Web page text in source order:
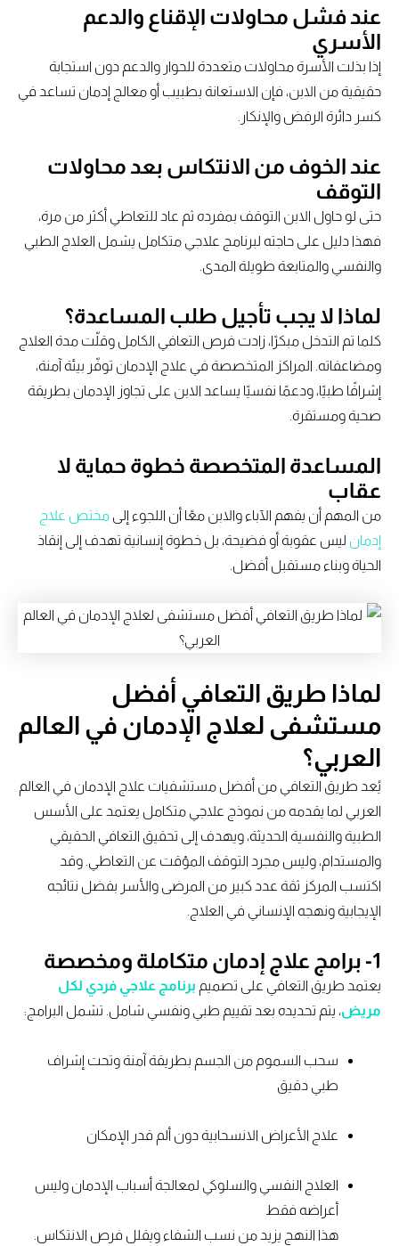
عند فشل محاولات الإقناع والدعم
الأسري
إذا بذلت الأسرة محاولات متعددة للحوار والدعم دون استجابة
حقيقية من الابن، فإن الاستعانة بطبيب أو معالج إدمان تساعد في
كسر دائرة الرفض والإنكار.
عند الخوف من الانتكاس بعد محاولات
التوقف
حتى لو حاول الابن التوقف بمفرده ثم عاد للتعاطي أكثر من مرة،
فهذا دليل على حاجته لبرنامج علاجي متكامل يشمل العلاج الطبي
والنفسي والمتابعة طويلة المدى.
لماذا لا يجب تأجيل طلب المساعدة؟
كلما تم التدخل مبكرًا، زادت فرص التعافي الكامل وقلّت مدة العلاج
ومضاعفاته. المراكز المتخصصة في علاج الإدمان توفّر بيئة آمنة،
إشرافًا طبيًا، ودعمًا نفسيًا يساعد الابن على تجاوز الإدمان بطريقة
صحية ومستقرة.
المساعدة المتخصصة خطوة حماية لا
عقاب
من المهم أن يفهم الآباء والابن معًا أن اللجوء إلى
مختص علاج
إدمانليس عقوبة أو فضيحة، بل خطوة إنسانية تهدف إلى إنقاذ
الحياة وبناء مستقبل أفضل.
لماذا طريق التعافي أفضل
مستشفى لعلاج الإدمان في العالم
العربي؟
يُعد طريق التعافي من أفضل مستشفيات علاج الإدمان في العالم
العربي لما يقدمه من نموذج علاجي متكامل يعتمد على الأسس
الطبية والنفسية الحديثة، ويهدف إلى تحقيق التعافي الحقيقي
والمستدام، وليس مجرد التوقف المؤقت عن التعاطي. وقد
اكتسب المركز ثقة عدد كبير من المرضى والأسر بفضل نتائجه
الإيجابية ونهجه الإنساني في العلاج.
يعتمد طريق التعافي على تصميمبرنامج علاجي فردي لكل
مريض ، يتم تحديده بعد تقييم طبي ونفسي شامل. تشمل البرامج:
سحب السموم من الجسم بطريقة آمنة وتحت إشراف
طبي دقيق
علاج الأعراض الانسحابية دون ألم قدر الإمكان
العلاج النفسي والسلوكي لمعالجة أسباب الإدمان وليس
أعراضه فقط
هذا النهج يزيد من نسب الشفاء ويقلل فرص الانتكاس.